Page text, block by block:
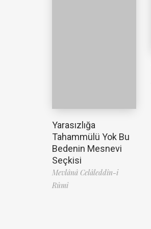
Yarasızlığa
Tahammülü Yok Bu
Bedenin Mesnevi
Seçkisi
Mevlânâ Celâleddîn-i
Rûmî